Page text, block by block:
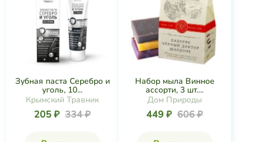
Зубная паста Серебро и
уголь, 10...
Крымский Травник
205 ₽ 334 ₽
Набор мыла Винное
ассорти, 3 шт....
Дом Природы
449 ₽ 606 ₽